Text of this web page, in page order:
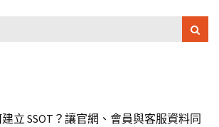
立 SSOT？讓官網、會員與客服資料同